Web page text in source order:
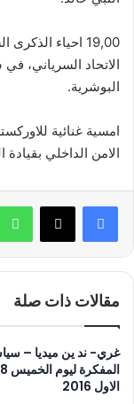
19,00 احياء
الاتحاد السرياني،
البوشرية.
امسية غنائية
الامن الداخلي بقيادة
مقالات ذات صلة
غري- ند ين ميديا –
الاول 2016